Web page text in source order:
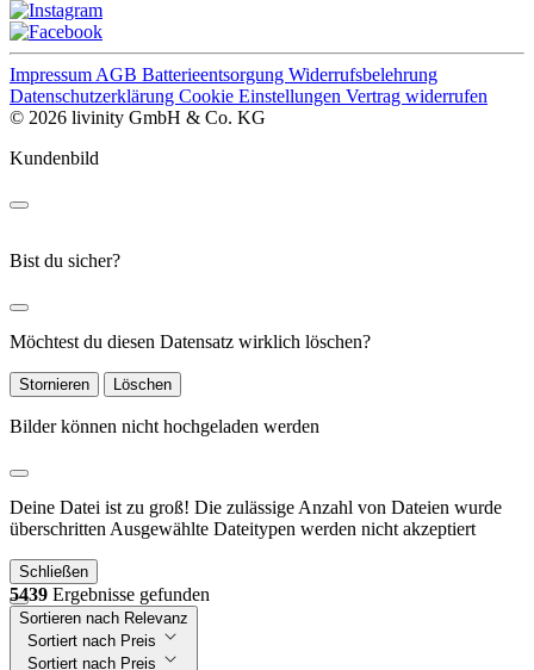
Impressum AGB Batterieentsorgung Widerrufsbelehrung
Datenschutzerklärung Cookie Einstellungen Vertrag widerrufen
© 2026 livinity GmbH & Co. KG
Kundenbild
Bist du sicher?
Möchtest du diesen Datensatz wirklich löschen?
Stornieren Löschen
Bilder können nicht hochgeladen werden
Deine Datei ist zu groß! Die zulässige Anzahl von Dateien wurde
überschritten Ausgewählte Dateitypen werden nicht akzeptiert
Schließen
5439 Ergebnisse gefunden
Sortieren nach Relevanz
Sortiert nach Preis
Sortiert nach Preis